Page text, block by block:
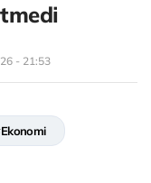
- 21:53